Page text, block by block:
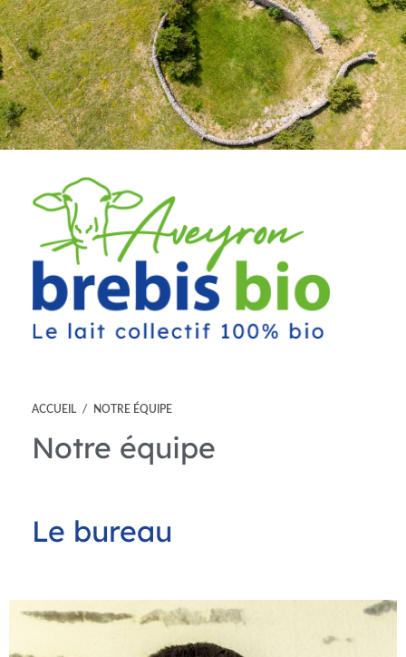
ACCUEIL / NOTRE ÉQUIPE
Notre équipe
Le bureau
Cookies management panel